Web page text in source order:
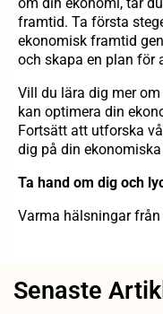
framtid. Ta första
ekonomisk framtid
och skapa en plan för
Vill du lära dig mer
kan optimera din
Fortsätt att utforska
dig på din ekonomiska
Ta hand om dig och
Varma hälsningar
Senaste